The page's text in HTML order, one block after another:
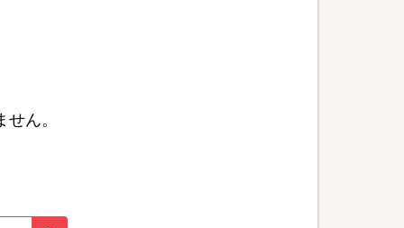
ん。